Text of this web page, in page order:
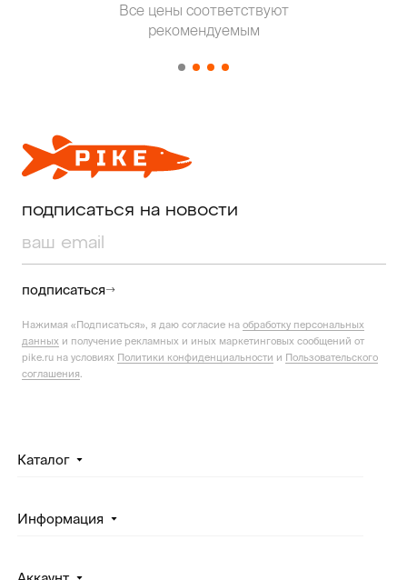
Все цены соответствуют
рекомендуемым
подписаться на новости
подписаться
Нажимая «Подписаться», я даю согласие на обработку персональных
данных и получение рекламных и иных маркетинговых сообщений от
pike.ru на условиях Политики конфиденциальности и Пользовательского
соглашения
Каталог
Информация